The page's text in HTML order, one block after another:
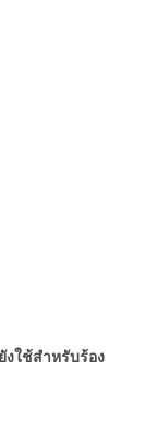
ใช้สำหรับร้อง